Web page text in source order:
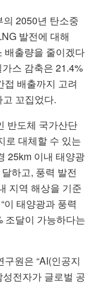
의 2050년 탄소중
발전에 대해
배출량을 줄이겠다
스 감축은 21.4%
접 배출까지 고려
꼬집었다.
반도체 국가산단
로 대체할 수 있는
25km 이내 태양광
하고, 풍력 발전
지역 해상을 기준
이 태양광과 풍력
조달이 가능하다는
원은 “AI(인공지
전자가 글로벌 공